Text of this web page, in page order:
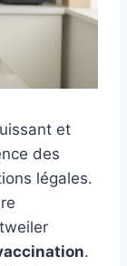
et
des
légales.
.